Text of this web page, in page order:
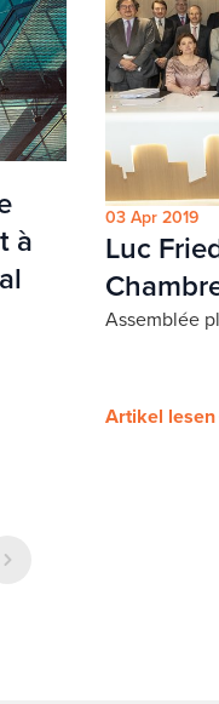
à
03 Apr 2019
Luc
Assemblée
Artikel lesen